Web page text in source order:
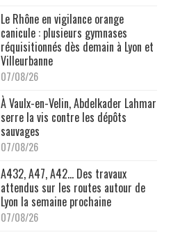
Le Rhône en vigilance orange
canicule : plusieurs gymnases
réquisitionnés dès demain à Lyon et
Villeurbanne
07/08/26
À Vaulx-en-Velin, Abdelkader Lahmar
serre la vis contre les dépôts
sauvages
07/08/26
A432, A47, A42… Des travaux
attendus sur les routes autour de
Lyon la semaine prochaine
07/08/26